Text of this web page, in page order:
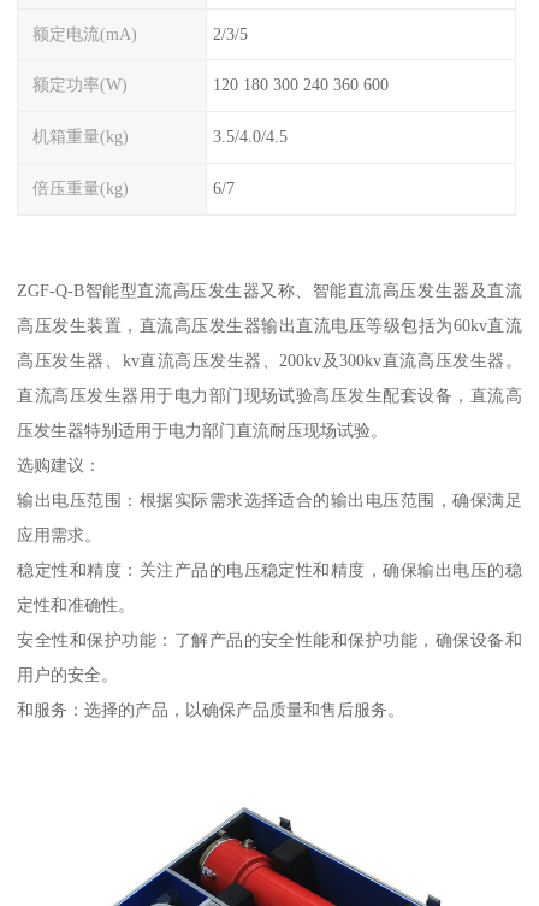
额定电流(mA) 2/3/5
额定功率(W) 120 180 300 240 360 600
机箱重量(kg) 3.5/4.0/4.5
倍压重量(kg) 6/7
ZGF-Q-B智能型直流高压发生器又称、智能直流高压发生器及直流
高压发生装置，直流高压发生器输出直流电压等级包括为60kv直流
高压发生器、kv直流高压发生器、200kv及300kv直流高压发生器。
直流高压发生器用于电力部门现场试验高压发生配套设备，直流高
压发生器特别适用于电力部门直流耐压现场试验。
选购建议：
输出电压范围：根据实际需求选择适合的输出电压范围，确保满足
应用需求。
稳定性和精度：关注产品的电压稳定性和精度，确保输出电压的稳
定性和准确性。
安全性和保护功能：了解产品的安全性能和保护功能，确保设备和
用户的安全。
和服务：选择的产品，以确保产品质量和售后服务。